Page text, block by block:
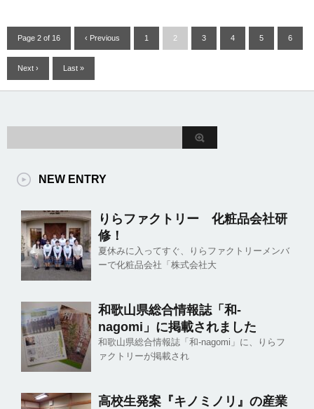
Page 2 of 16 ‹ Previous 1 2 3 4 5 6
Next › Last »
NEW ENTRY
りらファクトリー 化粧品会社研
修！
夏休みに入ってすぐ、りらファクトリーメンバ
ーで化粧品会社「株式会社大
和歌山県総合情報誌「和-
nagomi」に掲載されました
和歌山県総合情報誌「和-nagomi」に、りらフ
ァクトリーが掲載され
高校生発案『キノミノリ』の産業